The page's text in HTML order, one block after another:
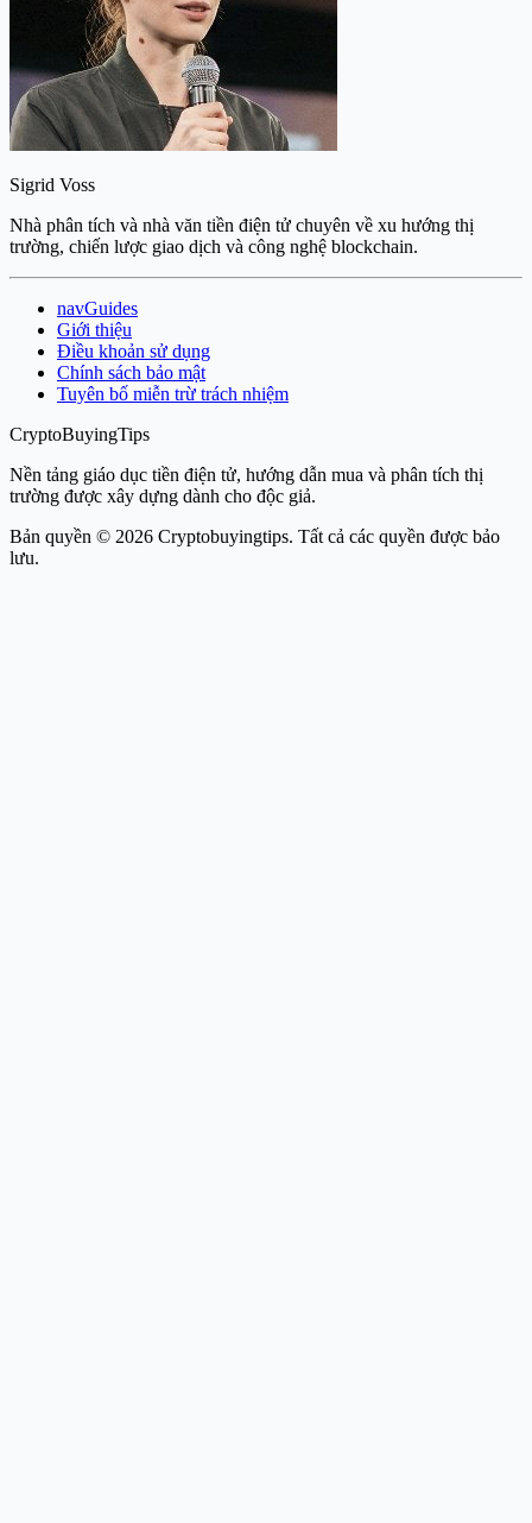
Sigrid Voss
Nhà phân tích và nhà văn tiền điện tử chuyên về xu hướng thị
trường, chiến lược giao dịch và công nghệ blockchain.
navGuides
Giới thiệu
Điều khoản sử dụng
Chính sách bảo mật
Tuyên bố miễn trừ trách nhiệm
CryptoBuyingTips
Nền tảng giáo dục tiền điện tử, hướng dẫn mua và phân tích thị
trường được xây dựng dành cho độc giả.
Bản quyền © 2026 Cryptobuyingtips. Tất cả các quyền được bảo
lưu.